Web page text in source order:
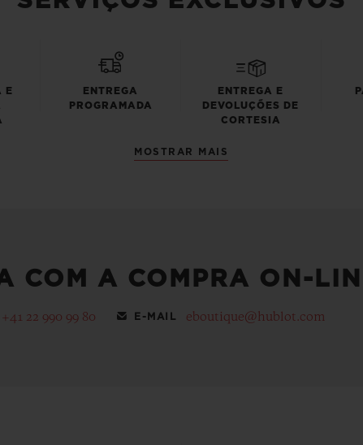
E
ENTREGA
PROGRAMADA
ENTREGA E
DEVOLUÇÕES DE
CORTESIA
MOSTRAR MAIS
COM A COMPRA ON-
+41 22 990 99 80 E-MAIL eboutique@hublot.com